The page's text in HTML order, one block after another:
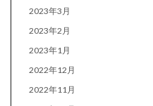
2023年3月
2023年2月
2023年1月
2022年12月
2022年11月